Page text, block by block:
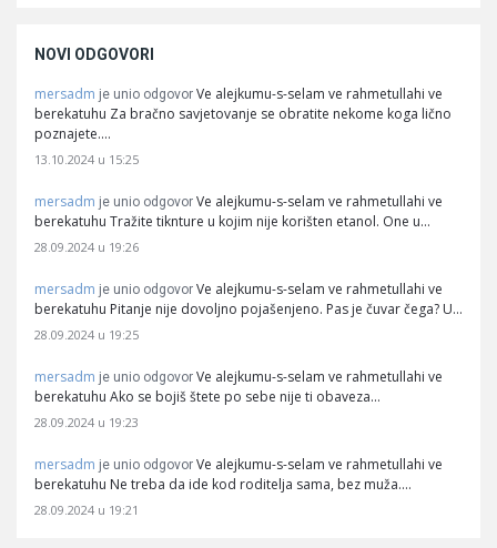
NOVI ODGOVORI
mersadm je unio odgovor Ve alejkumu-s-selam ve rahmetullahi ve
berekatuhu Za bračno savjetovanje se obratite nekome koga lično
poznajete.…
13.10.2024 u 15:25
mersadm je unio odgovor Ve alejkumu-s-selam ve rahmetullahi ve
berekatuhu Tražite tiknture u kojim nije korišten etanol. One u…
28.09.2024 u 19:26
mersadm je unio odgovor Ve alejkumu-s-selam ve rahmetullahi ve
berekatuhu Pitanje nije dovoljno pojašenjeno. Pas je čuvar čega? U…
28.09.2024 u 19:25
mersadm je unio odgovor Ve alejkumu-s-selam ve rahmetullahi ve
berekatuhu Ako se bojiš štete po sebe nije ti obaveza…
28.09.2024 u 19:23
mersadm je unio odgovor Ve alejkumu-s-selam ve rahmetullahi ve
berekatuhu Ne treba da ide kod roditelja sama, bez muža.…
28.09.2024 u 19:21